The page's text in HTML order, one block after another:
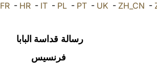
FR- HR- IT- PL- PT- UK - ZH_CN -
رسالة قداسة البابا
فرنسيس